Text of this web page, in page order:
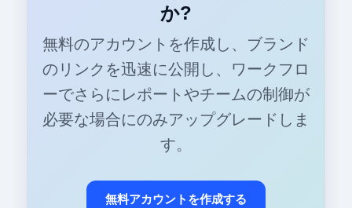
か?
無料のアカウントを作成し、ブランド
のリンクを迅速に公開し、ワークフロ
ーでさらにレポートやチームの制御が
必要な場合にのみアップグレードしま
す。
無料アカウントを作成する